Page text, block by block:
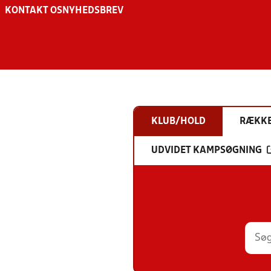
KONTAKT OS NYHEDSBREV
KLUB/HOLD
UDVIDET KAMPSØGNING